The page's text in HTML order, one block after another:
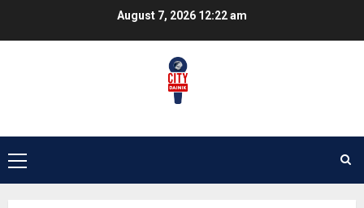
August 7, 2026 12:22 am
Primary
Menu